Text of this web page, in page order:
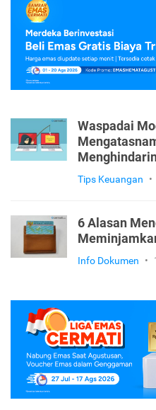
Waspadai
Tips Keuangan •
6 Alasan
Info Dokumen •